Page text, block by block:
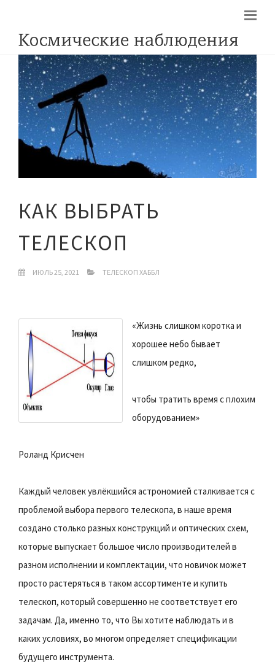
КАК ВЫБРАТЬ
ТЕЛЕСКОП
ИЮЛЬ 25, 2021 ТЕЛЕСКОП ХАББЛ
«Жизнь слишком коротка и
хорошее небо бывает
слишком редко,
чтобы тратить время с плохим
оборудованием»
Роланд Крисчен
Каждый человек увлёкшийся астрономией сталкивается с
проблемой выбора первого телескопа, в наше время
создано столько разных конструкций и оптических схем,
которые выпускает большое число производителей в
разном исполнении и комплектации, что новичок может
просто растеряться в таком ассортименте и купить
телескоп, который совершенно не соответствует его
задачам. Да, именно то, что Вы хотите наблюдать и в
каких условиях, во многом определяет спецификации
будущего инструмента.